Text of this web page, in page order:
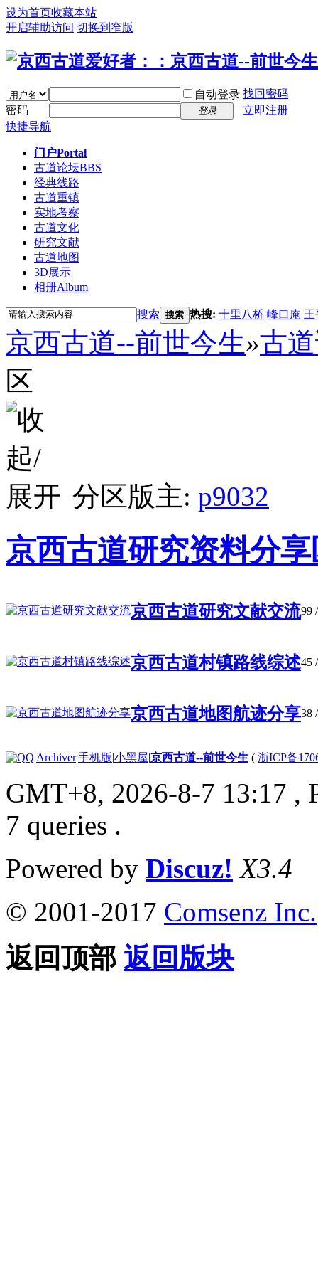
设为首页收藏本站
开启辅助访问 切换到窄版
自动登录 找回密码
密码
登录
立即注册
快捷导航
门户Portal
古道论坛BBS
经典线路
古道重镇
实地考察
古道文化
研究文献
古道地图
3D展示
相册Album
搜索 搜索 热搜: 十里八桥 峰口庵 王
京西古道--前世今生»古
区
分区版主: p9032
京西古道研究资料分享
京西古道研究文献交流99
京西古道村镇路线综述45
京西古道地图航迹分享38
|Archiver|手机版|小黑屋|京西古道--前世今生 ( 浙ICP备
GMT+8, 2026-8-7 13:17 ,
7 queries .
Powered by Discuz! X3.4
© 2001-2017 Comsenz Inc.
返回顶部 返回版块